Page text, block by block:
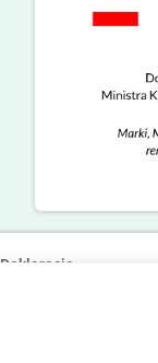
Deklaracja